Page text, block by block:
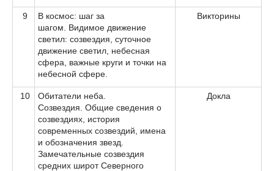
9
В космос: шаг за
шагом. Видимое движение
светил: созвездия, суточное
движение светил, небесная
сфера, важные круги и точки на
небесной сфере.
Викторины
10
Обитатели неба.
Созвездия. Общие сведения о
созвездиях, история
современных созвездий, имена
и обозначения звезд.
Замечательные созвездия
средних широт Северного
Докла